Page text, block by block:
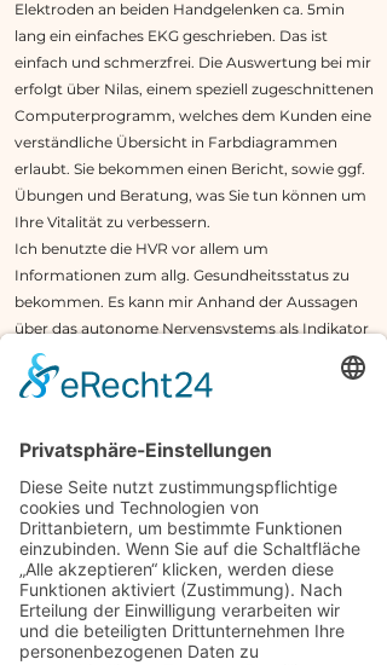
Elektroden an beiden Handgelenken ca. 5min
lang ein einfaches EKG geschrieben. Das ist
einfach und schmerzfrei. Die Auswertung bei mir
erfolgt über Nilas, einem speziell zugeschnittenen
Computerprogramm, welches dem Kunden eine
verständliche Übersicht in Farbdiagrammen
erlaubt. Sie bekommen einen Bericht, sowie ggf.
Übungen und Beratung, was Sie tun können um
Ihre Vitalität zu verbessern.
Ich benutzte die HVR vor allem um
Informationen zum allg. Gesundheitsstatus zu
bekommen. Es kann mir Anhand der Aussagen
über das autonome Nervensystems als Indikator
dienen, welche Art der Therapie angebracht ist.
Außerdem eignet es sich gut als Verlaufskontrolle
Weitere Infos zur HVR
Kostenloses Gespräch